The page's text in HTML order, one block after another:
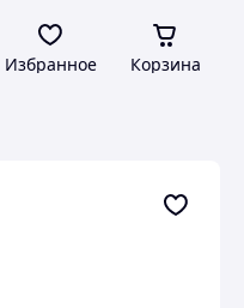
Избранное Корзина